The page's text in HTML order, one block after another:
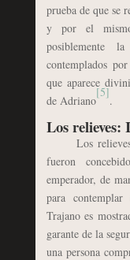
prueba de que se
y por el
posiblemente
contemplados
que aparece
de Adriano
[5]
.
Los relieves:
Los relieves
fueron
emperador, de
para
Trajano es
garante de la
una persona